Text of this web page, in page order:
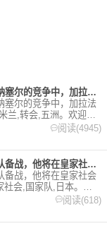
【五洲】罗马诺：在签约本纳塞尔的竞争中，加拉法处于领先地位
塞尔的竞争中，加拉法
兰,转会,五洲。欢迎收
的足球，篮球体育资
阅读(4945)
【推荐】阿斯：久保建英归队备战，他将在皇家社会迎来关键一年
备战，他将在皇家社会
会,国家队,日本。欢
最新的足球，篮球体育
阅读(618)